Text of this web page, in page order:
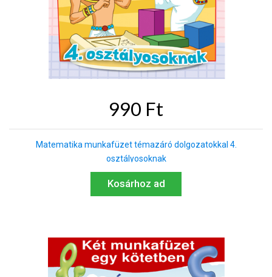
990 Ft
Matematika munkafüzet témazáró dolgozatokkal 4.
osztályosoknak
Kosárhoz ad